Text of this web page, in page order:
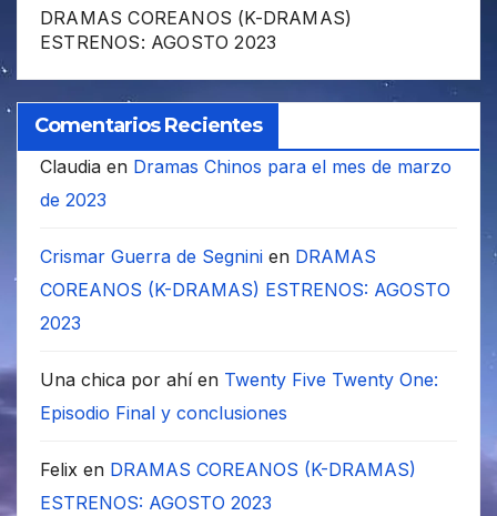
DRAMAS COREANOS (K-DRAMAS)
ESTRENOS: AGOSTO 2023
Comentarios Recientes
Claudia en Dramas Chinos para el mes de marzo
de 2023
Crismar Guerra de Segnini en DRAMAS
COREANOS (K-DRAMAS) ESTRENOS: AGOSTO
2023
Una chica por ahíen Twenty Five Twenty One:
Episodio Final y conclusiones
Felix en DRAMAS COREANOS (K-DRAMAS)
ESTRENOS: AGOSTO 2023